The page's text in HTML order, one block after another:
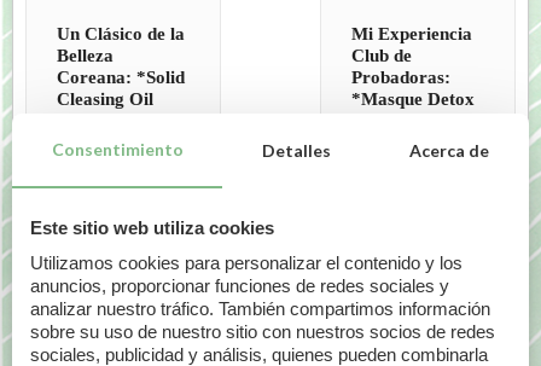
Un Clásico de la
Belleza
Coreana: *Solid
Cleasing Oil
Mi Experiencia
Club de
Probadoras:
*Masque Detox
NOTICIAS RELACIONADAS
Consentimiento Detalles Acerca de
Este sitio web utiliza cookies
Utilizamos cookies para personalizar el contenido y los
anuncios, proporcionar funciones de redes sociales y
analizar nuestro tráfico. También compartimos información
sobre su uso de nuestro sitio con nuestros socios de redes
sociales, publicidad y análisis, quienes pueden combinarla